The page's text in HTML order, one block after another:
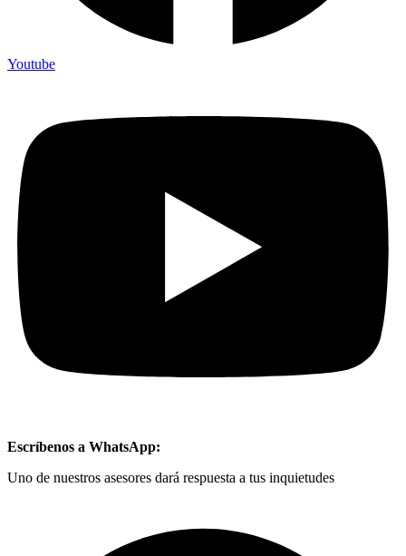
Youtube
Escríbenos a WhatsApp:
Uno de nuestros asesores dará respuesta a tus inquietudes